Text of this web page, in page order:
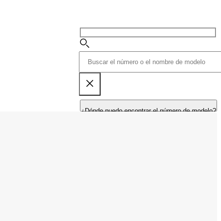
¿Dónde puedo encontrar el número de modelo?